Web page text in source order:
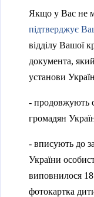
Якщо у Вас не
підтверджує
відділу Вашої
документа,
установи
- продовжують
громадян
- вписують до
України
виповнилося 18
фотокартка